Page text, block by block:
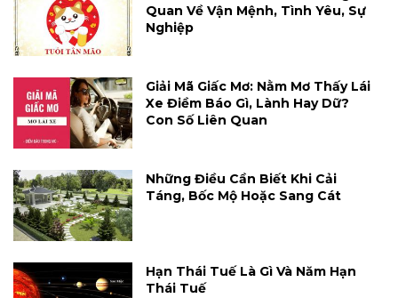
Quan Về Vận Mệnh, Tình Yêu, Sự
Nghiệp
Giải Mã Giấc Mơ: Nằm Mơ Thấy Lái
Xe Điềm Báo Gì, Lành Hay Dữ?
Con Số Liên Quan
Những Điều Cần Biết Khi Cải
Táng, Bốc Mộ Hoặc Sang Cát
Hạn Thái Tuế Là Gì Và Năm Hạn
Thái Tuế